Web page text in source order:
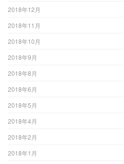
2018年12月
2018年11月
2018年10月
2018年9月
2018年8月
2018年6月
2018年5月
2018年4月
2018年2月
2018年1月